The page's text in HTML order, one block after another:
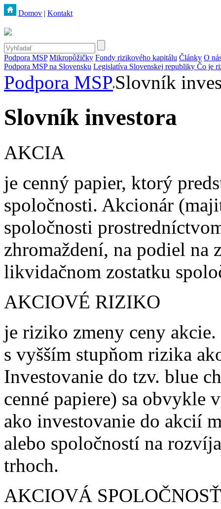
Domov | Kontakt
Podpora MSP Mikropôžičky Fondy rizikového kapitálu Články O
Podpora MSP na Slovensku Legislatíva Slovenskej republiky Čo je
Podpora MSPSlovník
Slovník investora
AKCIA
je cenný papier, ktorý
spoločnosti. Akcionár
spoločnosti
zhromaždení, na podiel na
likvidačnom zostatku
AKCIOVÉ RIZIKO
je riziko zmeny ceny
s vyšším stupňom rizika
Investovanie do tzv. blue
cenné papiere) sa obvykle
ako investovanie do akcií
alebo spoločností na
trhoch.
AKCIOVÁ SPOLOČNOSŤ